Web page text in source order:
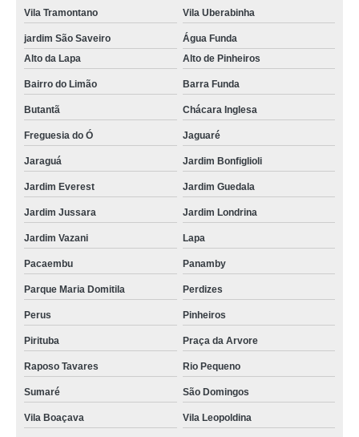
Vila Tramontano Vila Uberabinha
jardim São Saveiro
Água Funda
Alto da Lapa
Alto de Pinheiros
Bairro do Limão Barra Funda
Butantã Chácara Inglesa
Freguesia do Ó Jaguaré
Jaraguá Jardim Bonfiglioli
Jardim Everest Jardim Guedala
Jardim Jussara Jardim Londrina
Jardim Vazani Lapa
Pacaembu Panamby
Parque Maria Domitila Perdizes
Perus Pinheiros
Pirituba Praça da Arvore
Raposo Tavares Rio Pequeno
Sumaré São Domingos
Vila Boaçava Vila Leopoldina